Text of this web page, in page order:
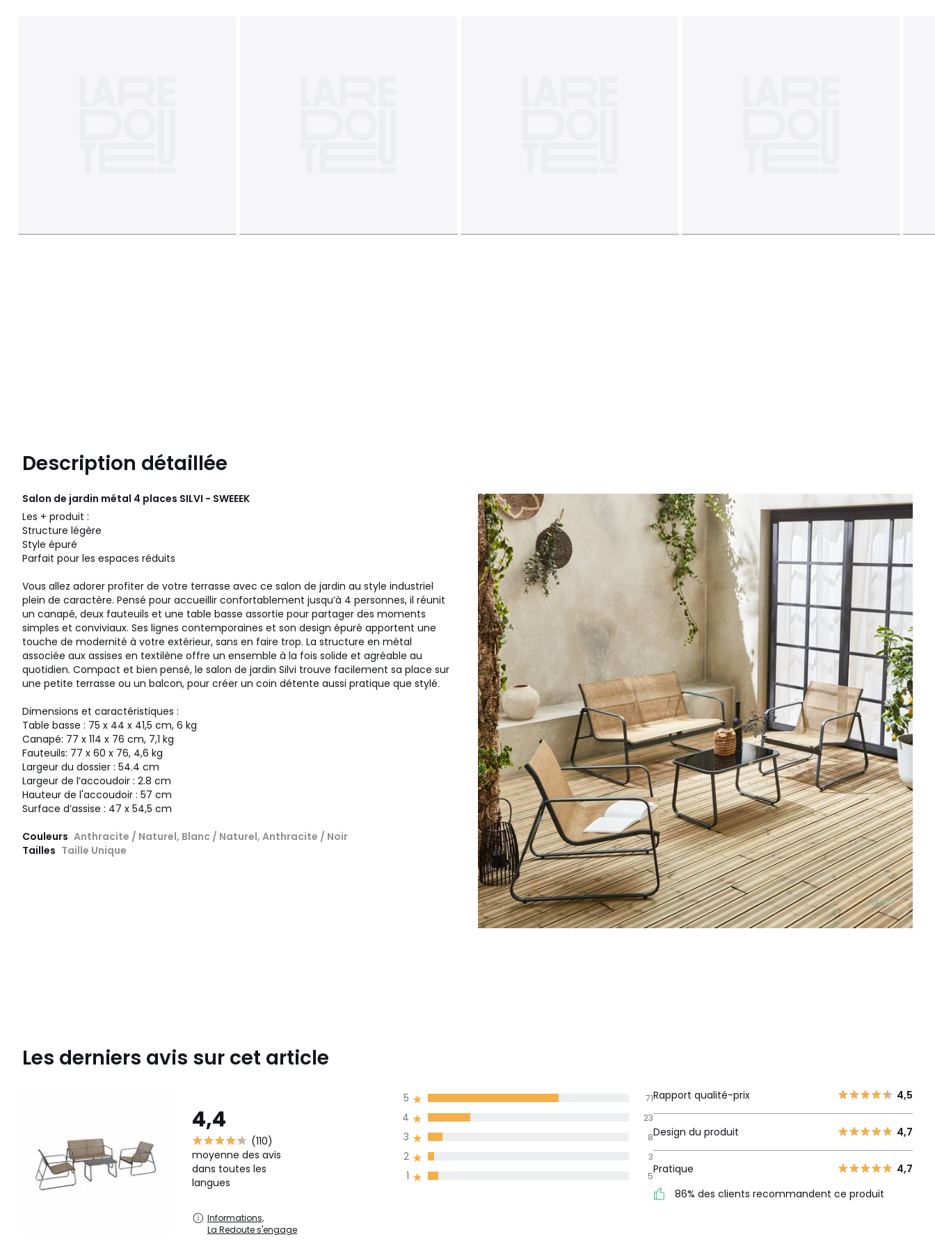
Description détaillée
Salon de jardin métal 4 places SILVI - SWEEEK
Les + produit :
Structure légère
Style épuré
Parfait pour les espaces réduits
Vous allez adorer profiter de votre terrasse avec ce salon de jardin au style industriel
plein de caractère. Pensé pour accueillir confortablement jusqu’à 4 personnes, il réunit
un canapé, deux fauteuils et une table basse assortie pour partager des moments
simples et conviviaux. Ses lignes contemporaines et son design épuré apportent une
touche de modernité à votre extérieur, sans en faire trop. La structure en métal
associée aux assises en textilène offre un ensemble à la fois solide et agréable au
quotidien. Compact et bien pensé, le salon de jardin Silvi trouve facilement sa place sur
une petite terrasse ou un balcon, pour créer un coin détente aussi pratique que stylé.
Dimensions et caractéristiques :
Table basse : 75 x 44 x 41,5 cm, 6 kg
Canapé: 77 x 114 x 76 cm, 7,1 kg
Fauteuils: 77 x 60 x 76, 4,6 kg
Largeur du dossier : 54.4 cm
Largeur de l’accoudoir : 2.8 cm
Hauteur de l'accoudoir : 57 cm
Surface d’assise : 47 x 54,5 cm
Couleurs Anthracite / Naturel, Blanc / Naturel, Anthracite / Noir
Tailles Taille Unique
Les derniers avis sur cet article
4,4
(110)
moyenne des avis
dans toutes les
langues
Informations,
La Redoute s'engage
1 5
2 3
3 8
4 23
5 71Rapport qualité-prix 4,5
Design du produit 4,7
Pratique
4,7
86% des clients recommandent ce produit